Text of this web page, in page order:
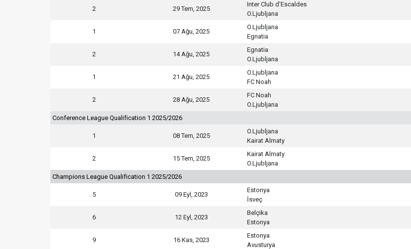
2 29 Tem, 2025
Inter Club d'Escaldes
O.Ljubljana
1 07 Ağu, 2025
O.Ljubljana
Egnatia
2 14 Ağu, 2025
Egnatia
O.Ljubljana
1 21 Ağu, 2025
O.Ljubljana
FC Noah
2 28 Ağu, 2025
FC Noah
O.Ljubljana
Conference League Qualification 1 2025/2026
1 08 Tem, 2025
O.Ljubljana
Kairat Almaty
2 15 Tem, 2025
Kairat Almaty
O.Ljubljana
Champions League Qualification 1 2025/2026
5 09 Eyl, 2023
Estonya
İsveç
6 12 Eyl, 2023
Belçika
Estonya
9 16 Kas, 2023
Estonya
Avusturya